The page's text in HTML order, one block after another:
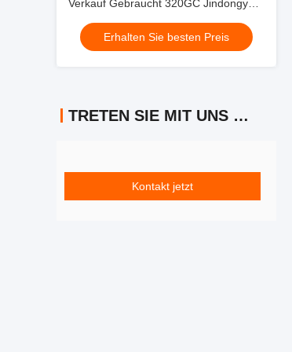
Verkauf Gebraucht 320GC Jindongyu
Maschinen
Erhalten Sie besten Preis
TRETEN SIE MIT UNS IN VERBINDUNG
Kontakt jetzt